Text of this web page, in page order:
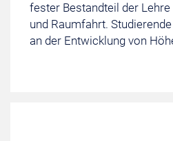
fester Bestandteil der
und Raumfahrt.
an der Entwicklung von